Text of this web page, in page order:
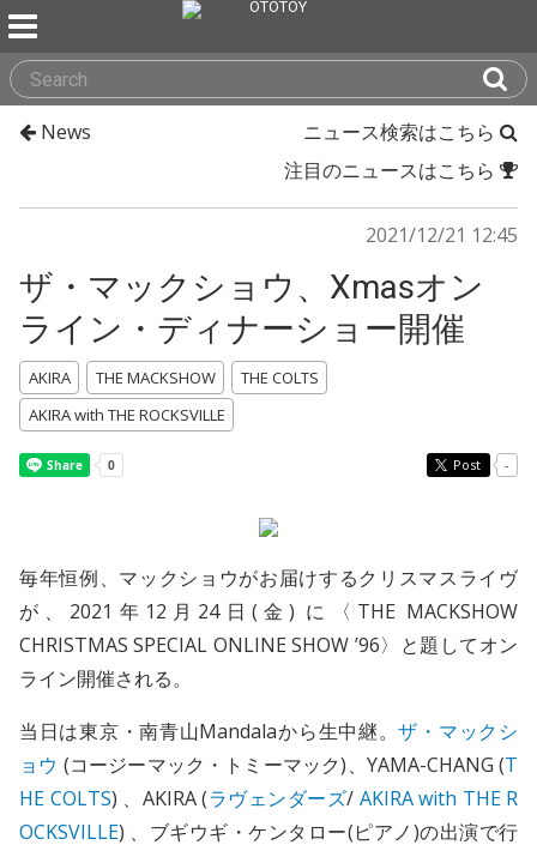
News
ニュース検索はこちら
注目のニュースはこちら
2021/12/21 12:45
ザ・マックショウ、Xmasオン
ライン・ディナーショー開催
AKIRA THE MACKSHOW
THE COLTS
AKIRA with THE ROCKSVILLE
Post -
毎年恒例、マックショウがお届けするクリスマスライヴ
が、2021年12月24日(金) に〈THE MACKSHOW
CHRISTMAS SPECIAL ONLINE SHOW ’96〉と題してオン
ライン開催される。
当日は東京・南青山Mandalaから生中継。ザ・マックシ
ョウ (コージーマック・トミーマック)、YAMA-CHANG (T
HE COLTS) 、AKIRA (ラヴェンダーズ/ AKIRA with THE R
OCKSVILLE) 、ブギウギ・ケンタロー(ピアノ)の出演で行